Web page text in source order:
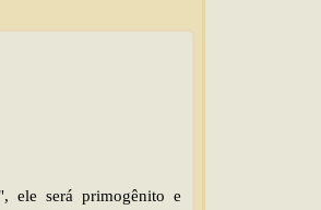
ele será primogênito e